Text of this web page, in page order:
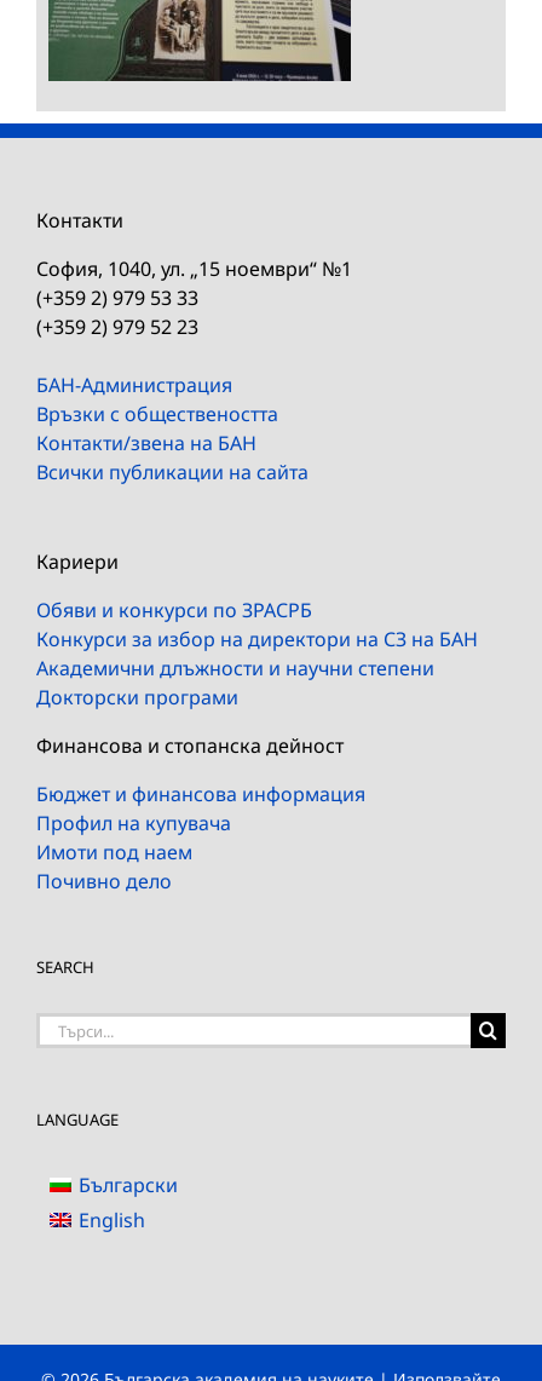
Контакти
София, 1040, ул. „15 ноември“ №1
(+359 2) 979 53 33
(+359 2) 979 52 23
БАН-Администрация
Връзки с обществеността
Контакти/звена на БАН
Всички публикации на сайта
Кариери
Обяви и конкурси по ЗРАСРБ
Конкурси за избор на директори на СЗ на БАН
Академични длъжности и научни степени
Докторски програми
Финансова и стопанска дейност
Бюджет и финансова информация
Профил на купувача
Имоти под наем
Почивно дело
SEARCH
Търсене
LANGUAGE
Български
English